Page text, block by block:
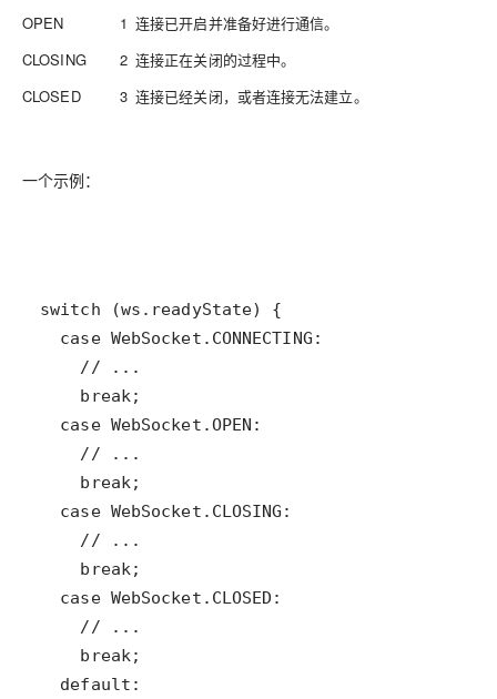
OPEN
1 连接已开启并准备好进行通信。
CLOSING
2 连接正在关闭的过程中。
CLOSED
3 连接已经关闭，或者连接无法建立。
一个示例：